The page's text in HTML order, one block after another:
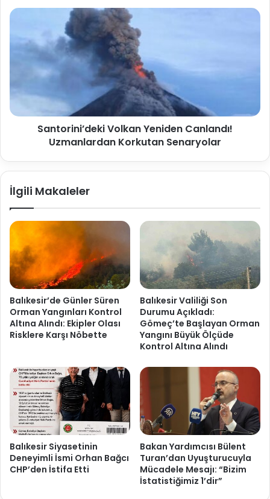
Santorini’deki Volkan Yeniden Canlandı!
Uzmanlardan Korkutan Senaryolar
İlgili Makaleler
Balıkesir’de Günler Süren
Orman Yangınları Kontrol
Altına Alındı: Ekipler Olası
Risklere Karşı Nöbette
Balıkesir Valiliği Son
Durumu Açıkladı:
Gömeç’te Başlayan Orman
Yangını Büyük Ölçüde
Kontrol Altına Alındı
Balıkesir Siyasetinin
Deneyimli İsmi Orhan Bağcı
CHP’den İstifa Etti
Bakan Yardımcısı Bülent
Turan’dan Uyuşturucuyla
Mücadele Mesajı: “Bizim
İstatistiğimiz 1’dir”